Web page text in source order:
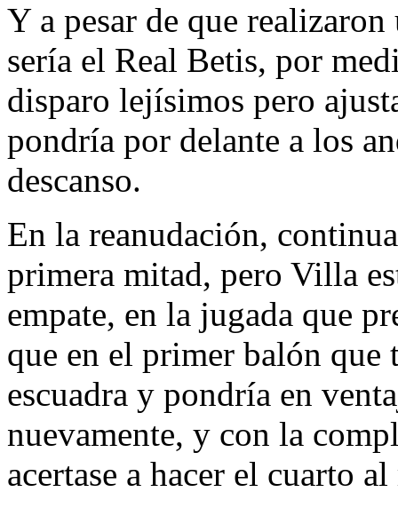
Y a pesar de que
sería el Real Betis, por
disparo lejísimos pero
pondría por delante a los
descanso.
En la reanudación,
primera mitad, pero Villa
empate, en la jugada que
que en el primer balón que
escuadra y pondría en
nuevamente, y con la
acertase a hacer el cuarto